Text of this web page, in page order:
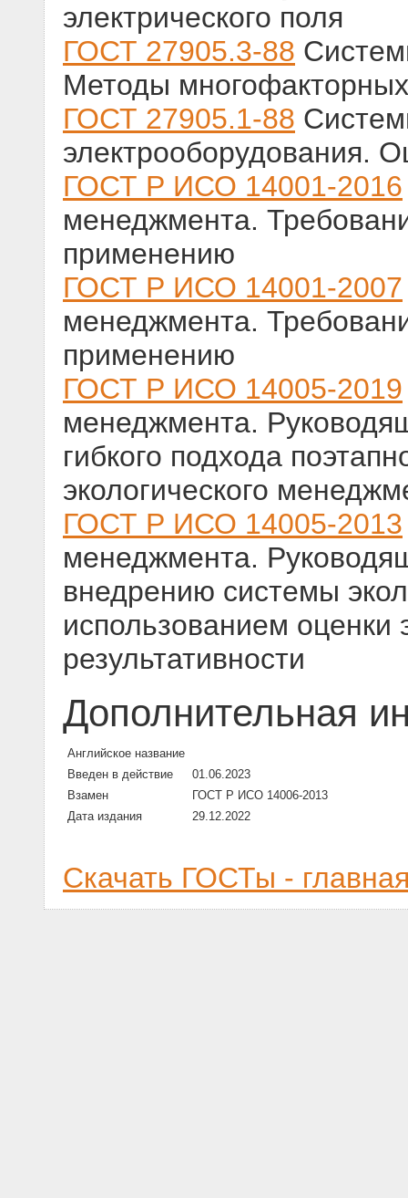
электрического поля
ГОСТ 27905.3-88
Методы
ГОСТ 27905.1-88
электрооборудования.
ГОСТ Р ИСО 14001-2016
менеджмента.
применению
ГОСТ Р ИСО 14001-2007
менеджмента.
применению
ГОСТ Р ИСО 14005-2019
менеджмента.
гибкого подхода
экологического
ГОСТ Р ИСО 14005-2013
менеджмента.
внедрению системы
использованием оценки
результативности
Дополнительная
Английское название
Введен в действие
01.06.2023
Взамен
ГОСТ Р ИСО 14006-2013
Дата издания
29.12.2022
Скачать ГОСТы -